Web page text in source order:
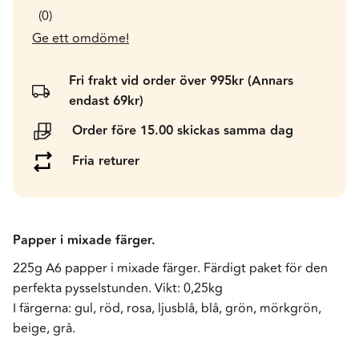
0
Ge ett omdöme!
Fri frakt vid order över 995kr (Annars
endast 69kr)
Order före 15.00 skickas samma dag
Fria returer
Papper i mixade färger.
225g A6 papper i mixade färger. Färdigt paket för den
perfekta pysselstunden. Vikt: 0,25kg
I färgerna: gul, röd, rosa, ljusblå, blå, grön, mörkgrön,
beige, grå.